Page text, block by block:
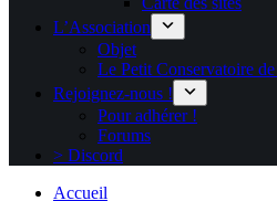
L’Association
Objet
Le Petit Conservatoire
Rejoignez-nous !
Pour adhérer !
Forums
> Discord
Accueil